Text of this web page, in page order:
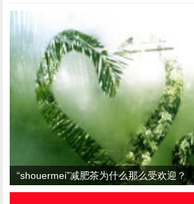
“shouermei”减肥茶为什么那么受欢迎？